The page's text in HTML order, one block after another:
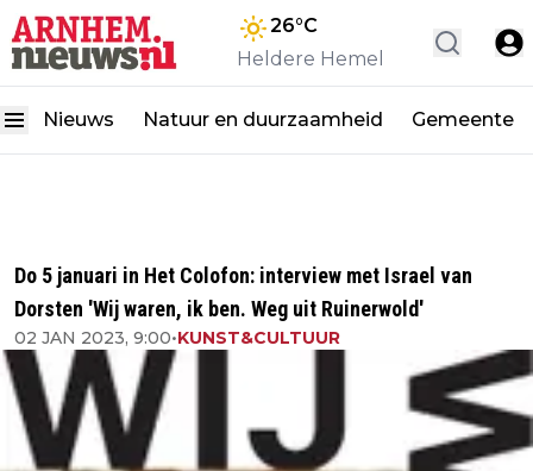
26°C
Heldere Hemel
Nieuws Natuur en duurzaamheid Gemeente
Do 5 januari in Het Colofon: interview met Israel van
Dorsten 'Wij waren, ik ben. Weg uit Ruinerwold'
02 JAN 2023, 9:00•KUNST&CULTUUR